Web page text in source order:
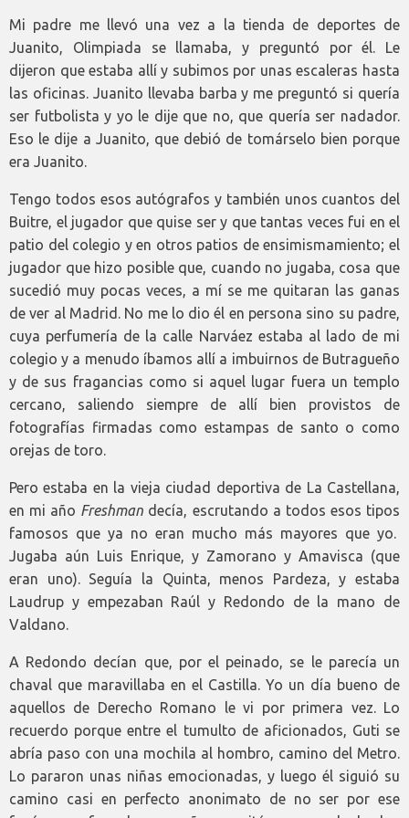
Mi padre me llevó una vez a la tienda de deportes de
Juanito, Olimpiada se llamaba, y preguntó por él. Le
dijeron que estaba allí y subimos por unas escaleras hasta
las oficinas. Juanito llevaba barba y me preguntó si quería
ser futbolista y yo le dije que no, que quería ser nadador.
Eso le dije a Juanito, que debió de tomárselo bien porque
era Juanito.
Tengo todos esos autógrafos y también unos cuantos del
Buitre, el jugador que quise ser y que tantas veces fui en el
patio del colegio y en otros patios de ensimismamiento; el
jugador que hizo posible que, cuando no jugaba, cosa que
sucedió muy pocas veces, a mí se me quitaran las ganas
de ver al Madrid. No me lo dio él en persona sino su padre,
cuya perfumería de la calle Narváez estaba al lado de mi
colegio y a menudo íbamos allí a imbuirnos de Butragueño
y de sus fragancias como si aquel lugar fuera un templo
cercano, saliendo siempre de allí bien provistos de
fotografías firmadas como estampas de santo o como
orejas de toro.
Pero estaba en la vieja ciudad deportiva de La Castellana,
en mi año Freshman decía, escrutando a todos esos tipos
famosos que ya no eran mucho más mayores que yo.
Jugaba aún Luis Enrique, y Zamorano y Amavisca (que
eran uno). Seguía la Quinta, menos Pardeza, y estaba
Laudrup y empezaban Raúl y Redondo de la mano de
Valdano.
A Redondo decían que, por el peinado, se le parecía un
chaval que maravillaba en el Castilla. Yo un día bueno de
aquellos de Derecho Romano le vi por primera vez. Lo
recuerdo porque entre el tumulto de aficionados, Guti se
abría paso con una mochila al hombro, camino del Metro.
Lo pararon unas niñas emocionadas, y luego él siguió su
camino casi en perfecto anonimato de no ser por ese